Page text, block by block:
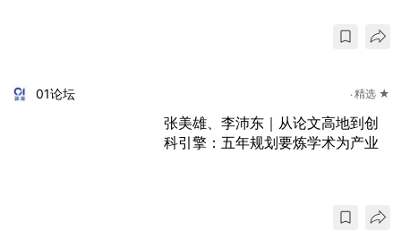
01论坛 精选 ★
张美雄、李沛东｜从论文高地到创
科引擎：五年规划要炼学术为产业